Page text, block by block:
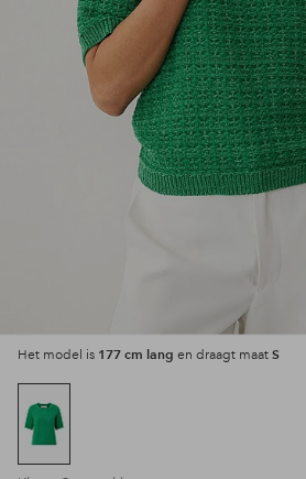
Het model is 177 cm lang en draagt maat S